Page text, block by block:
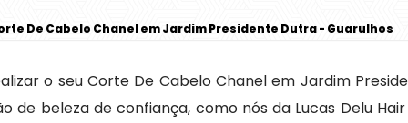
De Cabelo Chanel em Jardim Presidente Dutra - Guarulhos
o seu Corte De Cabelo Chanel em Jardim
de beleza de confiança, como nós da Lucas Delu